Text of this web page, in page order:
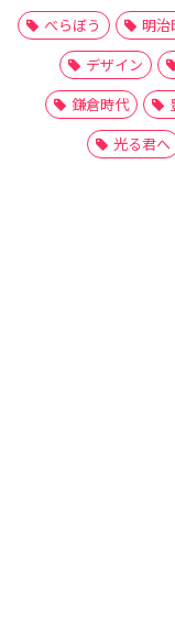
べらぼう
明治
デザイン
鎌倉時代
光る君へ